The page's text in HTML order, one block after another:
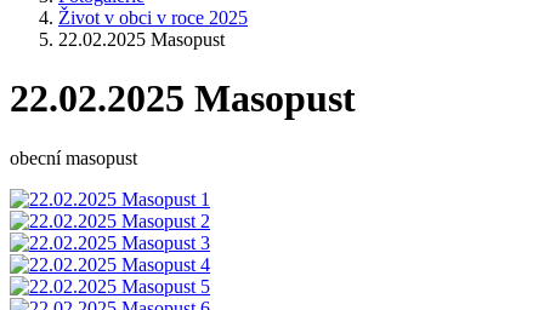
Život v obci v roce 2025
22.02.2025 Masopust
22.02.2025 Masopust
obecní masopust